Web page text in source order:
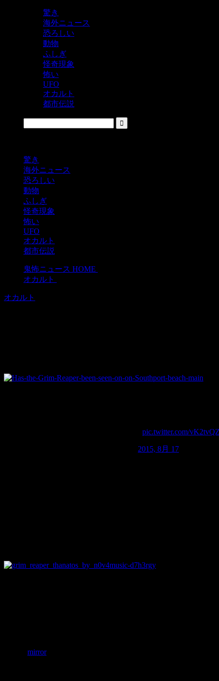
驚き
海外ニュース
恐ろしい
動物
ふしぎ
怪奇現象
怖い
UFO
オカルト
都市伝説
驚き
海外ニュース
恐ろしい
動物
ふしぎ
怪奇現象
怖い
UFO
オカルト
都市伝説
鬼怖ニュース HOME
オカルト
オカルト
pic.twitter.com/
2015, 8月 17
mirror